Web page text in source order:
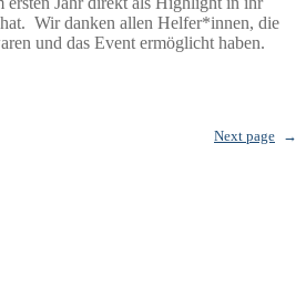
Wir danken allen Helfer*innen, die
und das Event ermöglicht haben.
Next page →